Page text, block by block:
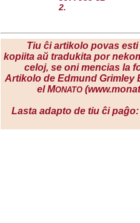
2.
Tiu ĉi artikolo povas
kopiita aŭ tradukita por
celoj, se oni mencias la
Artikolo de Edmund Grimley
el MONATO
Lasta adapto de tiu ĉi paĝo: